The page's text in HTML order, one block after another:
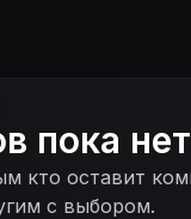
пока нет
кто оставит
с выбором.